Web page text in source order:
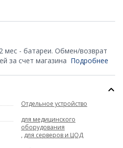
мес - батареи. Обмен/возврат
за счет магазина Подробнее
Отдельное устройство
для медицинского
оборудования
, для серверов и ЦОД